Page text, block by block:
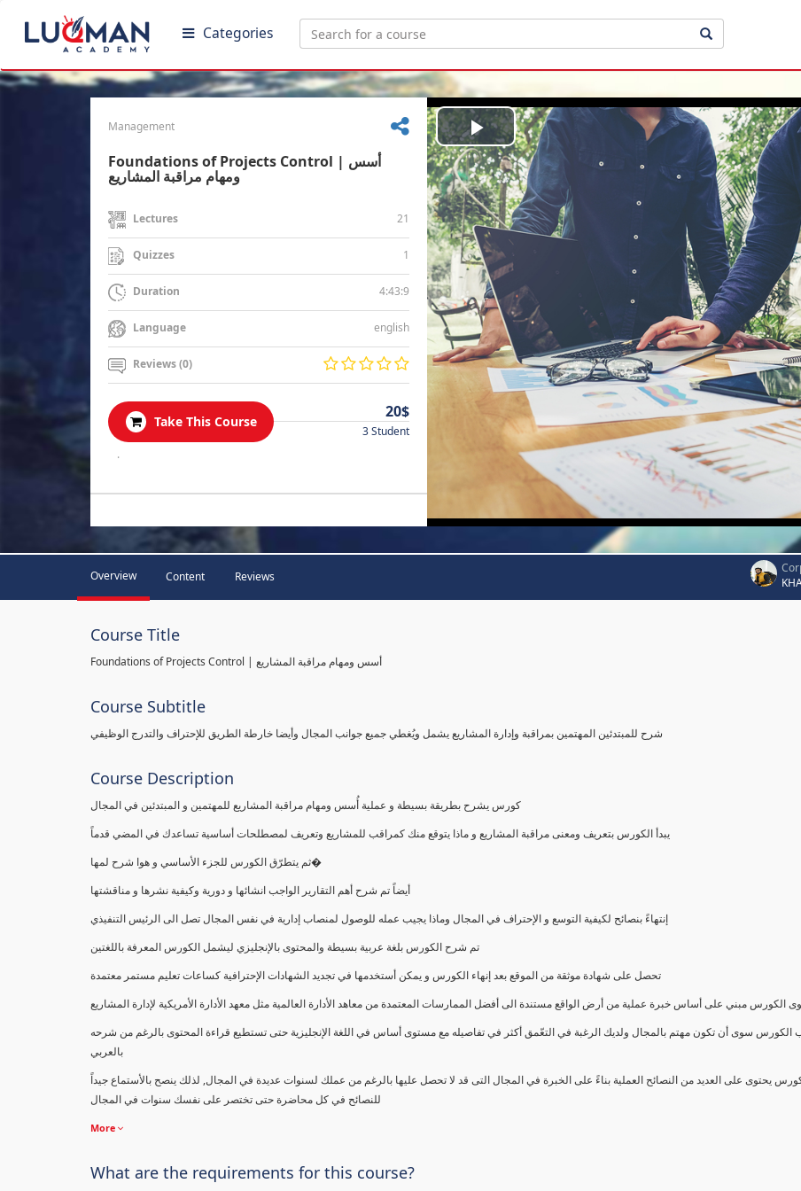
Categories
Management
Foundations of Projects Control | أسس
ومهام مراقبة المشاريع
Lectures 21
Quizzes 1
Duration 4:43:9
Language english
Reviews (0)
Take This Course
20$
3 Student
.
Play
Video
Overview Content Reviews
Course Title
Foundations of Projects Control | أسس ومهام مراقبة المشاريع
Course Subtitle
شرح للمبتدئين المهتمين بمراقبة وإدارة المشاريع يشمل ويُغطي جميع جوانب المجال وأيضا خارطة الطريق للإحتراف والتدرج الوظيفي
Course Description
كورس يشرح بطريقة بسيطة و عملية أُسس ومهام مراقبة المشاريع للمهتمين و المبتدئين في المجال
يبدأ الكورس بتعريف ومعنى مراقبة المشاريع و ماذا يتوقع منك كمراقب للمشاريع وتعريف لمصطلحات أساسية تساعدك في المضي قدماً
ثم يتطرّق الكورس للجزء الأساسي و هوا شرح لمها�
أيضاً تم شرح أهم التقارير الواجب انشائها و دورية وكيفية نشرها و مناقشتها
إنتهاءً بنصائح لكيفية التوسع و الإحتراف في المجال وماذا يجيب عمله للوصول لمنصاب إدارية في نفس المجال تصل الى الرئيس التنفيذي
تم شرح الكورس بلغة عربية بسيطة والمحتوى بالإنجليزي ليشمل الكورس المعرفة باللغتين
تحصل على شهادة موثقة من الموقع بعد إنهاء الكورس و يمكن أستخدمها في تجديد الشهادات الإحترافية كساعات تعليم مستمر معتمدة
الكورس مبني على أساس خبرة عملية من أرض الواقع مستندة الى أفضل الممارسات المعتمدة من معاهد الأدارة العالمية مثل معهد الأدارة الأمريكية لإدارة المشاريع
الكورس سوى أن تكون مهتم بالمجال ولديك الرغبة في التعّمق أكثر في تفاصيله مع مستوى أساس في اللغة الإنجليزية حتى تستطيع قراءة المحتوى بالرغم من شرحه
بالعربي
يحتوى على العديد من النصائح العملية بناءً على الخبرة في المجال التى قد لا تحصل عليها بالرغم من عملك لسنوات عديدة في المجال, لذلك ينصح بالأستماع جيداً
للنصائح في كل محاضرة حتى تختصر على نفسك سنوات في المجال
More
What are the requirements for this course?